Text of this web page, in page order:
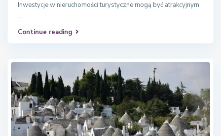
Inwestycje w nieruchomości turystyczne mogą być atrakcyjnym
...
Continue reading